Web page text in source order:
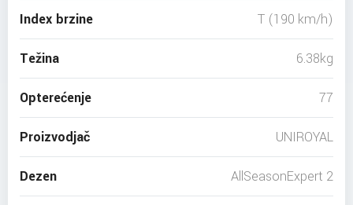
Index brzine T (190 km/h)
Težina 6.38kg
Opterećenje 77
Proizvodjač UNIROYAL
Dezen AllSeasonExpert 2